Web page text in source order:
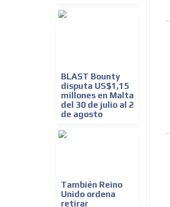
BLAST Bounty
disputa US$1,15
millones en Malta
del 30 de julio al 2
de agosto
También Reino
Unido ordena
retirar